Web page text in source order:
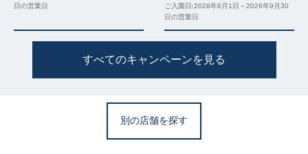
日の営業日
ご入園日:2026年6月1日～2026年9月30
日の営業日
すべてのキャンペーンを見る
別の店舗を探す